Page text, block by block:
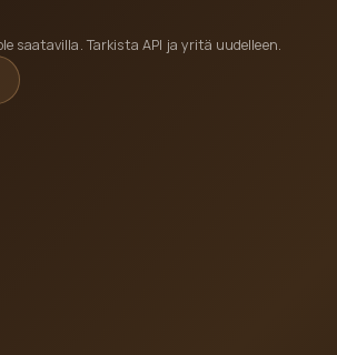
saatavilla. Tarkista API ja yritä uudelleen.